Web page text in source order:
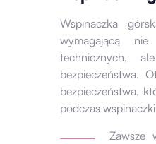
Wspinaczka
wymagającą
technicznych,
bezpieczeństwa.
bezpieczeństwa,
podczas
Zawsze